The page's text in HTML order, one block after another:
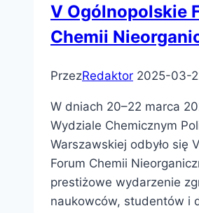
V Ogólnopolskie
Chemii
PrzezRedaktor 2025-03-
W dniach 20–22 marca
Wydziale Chemicznym
Warszawskiej odbyło się
Forum Chemii
prestiżowe wydarzenie
naukowców, studentów i